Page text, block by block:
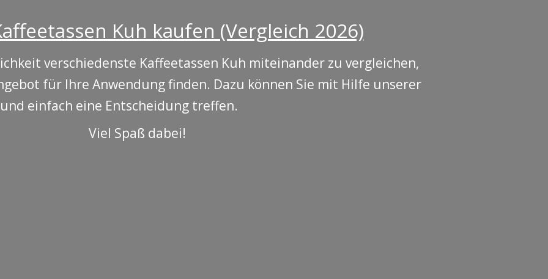
Kuh kaufen (Vergleich 2026)
verschiedenste Kaffeetassen Kuh miteinander zu vergleichen,
für Ihre Anwendung finden. Dazu können Sie mit Hilfe unserer
einfach eine Entscheidung treffen.
Viel Spaß dabei!